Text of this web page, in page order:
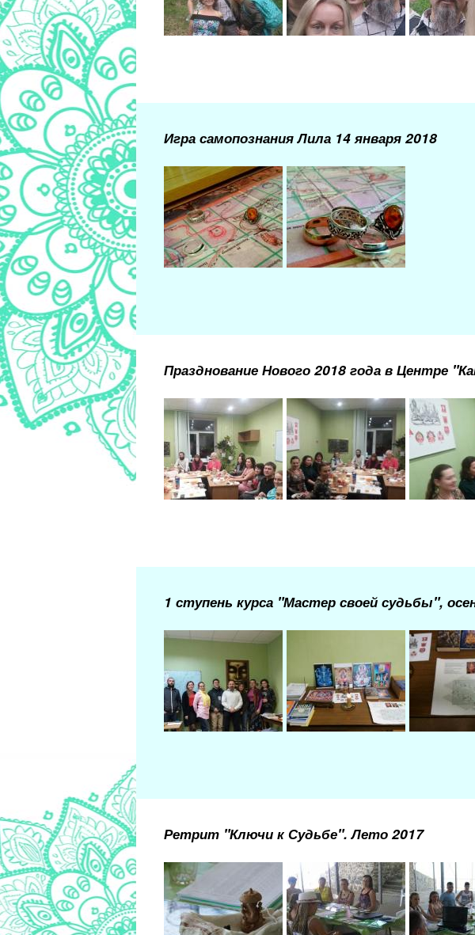
Игра самопознания Лила 14 января 2018
Празднование Нового 2018 года в Центре
1 ступень курса "Мастер своей судьбы",
Ретрит "Ключи к Судьбе". Лето 2017